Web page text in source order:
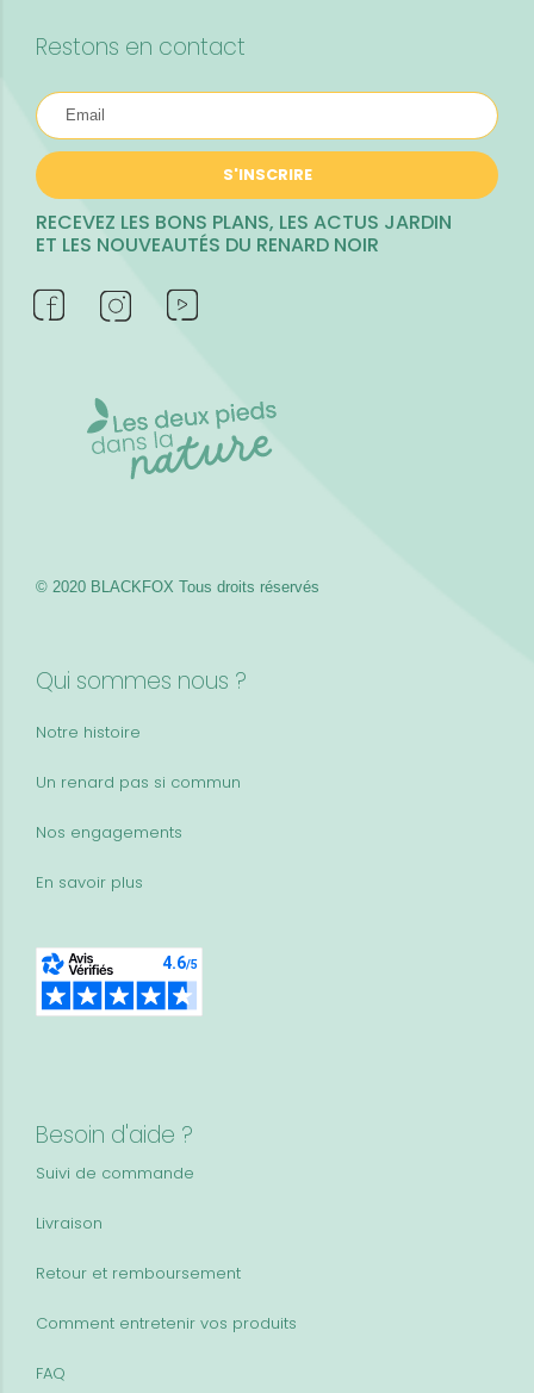
Restons en contact
S'INSCRIRE
RECEVEZ LES BONS PLANS, LES ACTUS JARDIN
ET LES NOUVEAUTÉS DU RENARD NOIR
Qui sommes nous ?
Notre histoire
Un renard pas si commun
Nos engagements
En savoir plus
Besoin d'aide ?
Suivi de commande
Livraison
Retour et remboursement
Comment entretenir vos produits
FAQ
© 2020 BLACKFOX Tous droits réservés